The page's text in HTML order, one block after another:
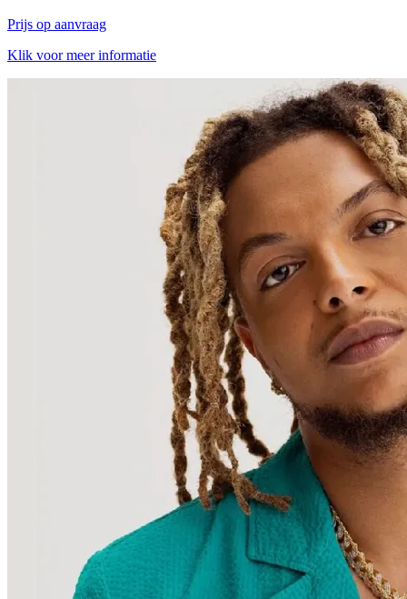
Prijs op aanvraag
Klik voor meer informatie